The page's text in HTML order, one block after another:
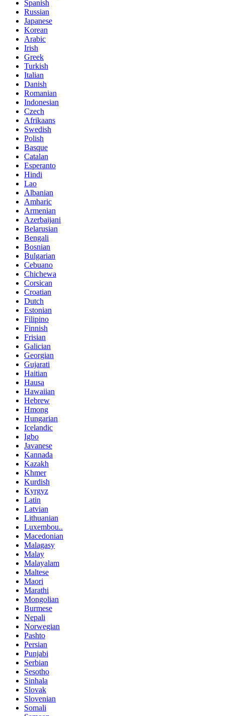
Spanish
Russian
Japanese
Korean
Arabic
Irish
Greek
Turkish
Italian
Danish
Romanian
Indonesian
Czech
Afrikaans
Swedish
Polish
Basque
Catalan
Esperanto
Hindi
Lao
Albanian
Amharic
Armenian
Azerbaijani
Belarusian
Bengali
Bosnian
Bulgarian
Cebuano
Chichewa
Corsican
Croatian
Dutch
Estonian
Filipino
Finnish
Frisian
Galician
Georgian
Gujarati
Haitian
Hausa
Hawaiian
Hebrew
Hmong
Hungarian
Icelandic
Igbo
Javanese
Kannada
Kazakh
Khmer
Kurdish
Kyrgyz
Latin
Latvian
Lithuanian
Luxembou..
Macedonian
Malagasy
Malay
Malayalam
Maltese
Maori
Marathi
Mongolian
Burmese
Nepali
Norwegian
Pashto
Persian
Punjabi
Serbian
Sesotho
Sinhala
Slovak
Slovenian
Somali